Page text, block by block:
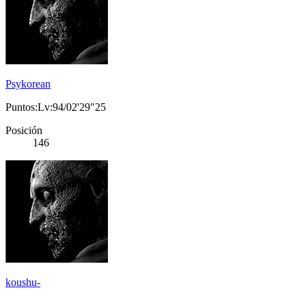
Psykorean
Puntos:Lv:94/02'29"25
Posición
146
koushu-